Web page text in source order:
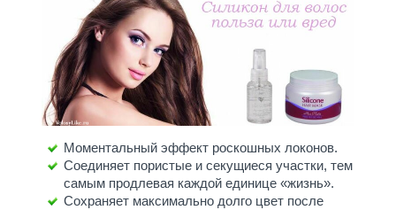
Моментальный эффект роскошных локонов.
Соединяет пористые и секущиеся участки, тем
самым продлевая каждой единице «жизнь».
Сохраняет максимально долго цвет после